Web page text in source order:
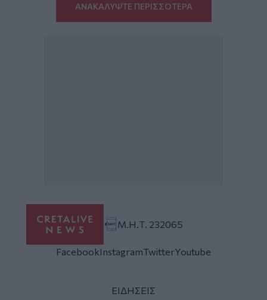
ΑΝΑΚΑΛΥΨΤΕ ΠΕΡΙΣΣΟΤΕΡΑ
Μ.Η.Τ. 232065
FacebookInstagramTwitterYoutube
ΕΙΔΗΣΕΙΣ